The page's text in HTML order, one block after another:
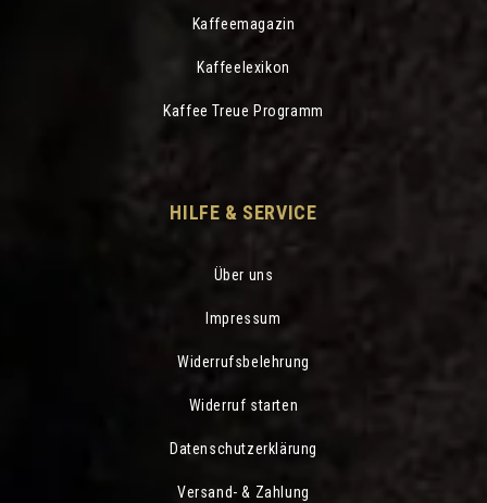
Kaffeemagazin
Kaffeelexikon
Kaffee Treue Programm
HILFE & SERVICE
Über uns
Impressum
Widerrufsbelehrung
Widerruf starten
Datenschutzerklärung
Versand- & Zahlung